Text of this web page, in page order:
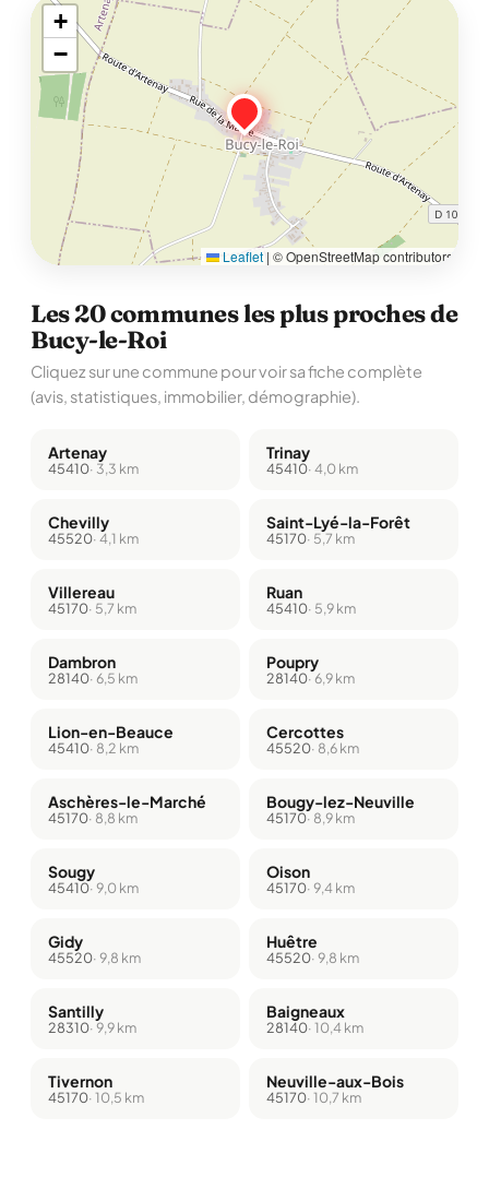
+
−
Leaflet | © OpenStreetMap contributors
Les 20 communes les plus proches de
Bucy-le-Roi
Cliquez sur une commune pour voir sa fiche complète
(avis, statistiques, immobilier, démographie).
Artenay
45410· 3,3 km
Trinay
45410· 4,0 km
Chevilly
45520· 4,1 km
Saint-Lyé-la-Forêt
45170· 5,7 km
Villereau
45170· 5,7 km
Ruan
45410· 5,9 km
Dambron
28140· 6,5 km
Poupry
28140· 6,9 km
Lion-en-Beauce
45410· 8,2 km
Cercottes
45520· 8,6 km
Aschères-le-Marché
45170· 8,8 km
Bougy-lez-Neuville
45170· 8,9 km
Sougy
45410· 9,0 km
Oison
45170· 9,4 km
Gidy
45520· 9,8 km
Huêtre
45520· 9,8 km
Santilly
28310· 9,9 km
Baigneaux
28140· 10,4 km
Tivernon
45170· 10,5 km
Neuville-aux-Bois
45170· 10,7 km